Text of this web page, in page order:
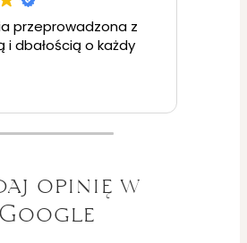
przeprowadzona z
i dbałością o każdy
opinię w
Google